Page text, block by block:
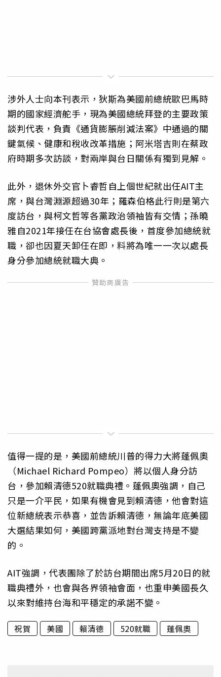
涉外人士向本刊表示，狄斯為美國前總統歐巴馬時
期的國家經濟舵手，現為美國總統拜登的主要政策
談判代表，負責《通貨膨脹削減法案》中通過的關
鍵氣候、健康和稅收改革措施；阿米塔吉則在蔡政
府時期多次訪談，對兩岸與台日關係有獨到見解。
此外，退休外交官卜睿哲自上個世紀就出任AIT主
席，與台灣淵源超過30年；羅森伯格此行則是第六
度訪台，與柯文哲等各黨政治領袖皆有交情；孫曉
雅自2021年接任在台協會處長後，首度參加總統就
職，卻也因夏天卸任在即，料將為唯一一次以處長
身分參加總統就職大典。
值得一提的是，美國前總統川普的得力大將蓬佩奧
（Michael Richard Pompeo）將以個人身分訪
台，參加賴清德520就職典禮。蓬佩奧強調，自己
只是一介平民，如果有機會見到賴清德，他會對這
位新總統表示恭喜，並告訴賴清德，無論年底美國
大選結果如何，美國跨黨派地對台灣支持是不變
的。
AIT強調，代表團除了於訪台期間出席5月20日的就
職典禮外，也會與各界領袖會面，也重申美國長久
以來對維持台海和平穩定的承諾不變。
祝賀 美國 賴清德 520就職 蓬佩奧